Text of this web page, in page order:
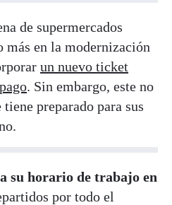
de supermercados
más en la modernización
un nuevo ticket
. Sin embargo, este no
preparado para sus
su horario de trabajo en
por todo el